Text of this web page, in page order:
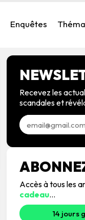
Enquêtes
Recevez les
scandales et
Accès à tous les
cadeau...
14 jours